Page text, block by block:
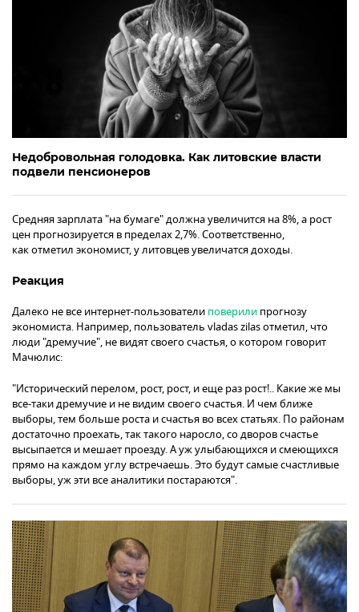
Недобровольная голодовка. Как литовские власти
подвели пенсионеров
Средняя зарплата "на бумаге" должна увеличится на 8%, а рост
цен прогнозируется в пределах 2,7%. Соответственно,
как отметил экономист, у литовцев увеличатся доходы.
Реакция
Далеко не все интернет-пользователи поверили прогнозу
экономиста. Например, пользователь vladas zilas отметил, что
люди "дремучие", не видят своего счастья, о котором говорит
Мачюлис:
"Исторический перелом, рост, рост, и еще раз рост!.. Какие же мы
все-таки дремучие и не видим своего счастья. И чем ближе
выборы, тем больше роста и счастья во всех статьях. По районам
достаточно проехать, так такого наросло, со дворов счастье
высыпается и мешает проезду. А уж улыбающихся и смеющихся
прямо на каждом углу встречаешь. Это будут самые счастливые
выборы, уж эти все аналитики постараются".